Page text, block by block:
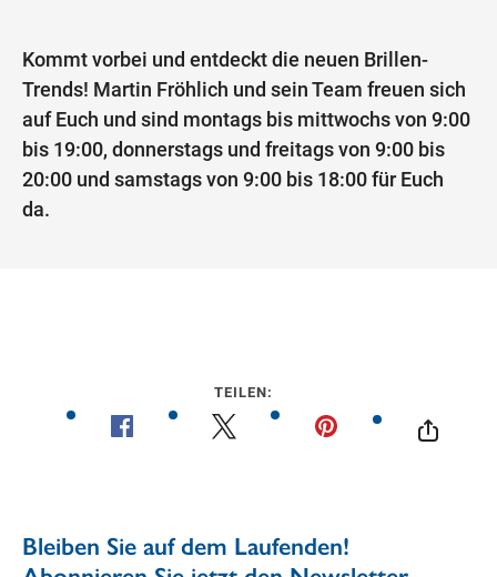
Kommt vorbei und entdeckt die neuen Brillen-
Trends! Martin Fröhlich und sein Team freuen sich
auf Euch und sind montags bis mittwochs von 9:00
bis 19:00, donnerstags und freitags von 9:00 bis
20:00 und samstags von 9:00 bis 18:00 für Euch
da.
TEILEN: